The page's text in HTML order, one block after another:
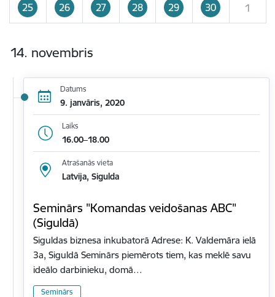
25 26 27 28 29 30 1
14. novembris
Datums
9. janvāris, 2020
Laiks
16.00–18.00
Atrašanās vieta
Latvija, Sigulda
Seminārs "Komandas veidošanas ABC"
(Siguldā)
Siguldas biznesa inkubatorā Adrese: K. Valdemāra ielā
3a, Siguldā Seminārs piemērots tiem, kas meklē savu
ideālo darbinieku, domā…
Seminārs